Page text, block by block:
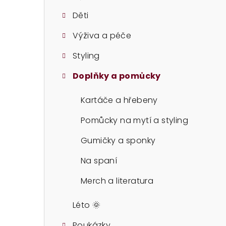
Děti
Výživa a péče
Styling
Doplňky a pomůcky
Kartáče a hřebeny
Pomůcky na mytí a styling
Gumičky a sponky
Na spaní
Merch a literatura
Léto 🌞